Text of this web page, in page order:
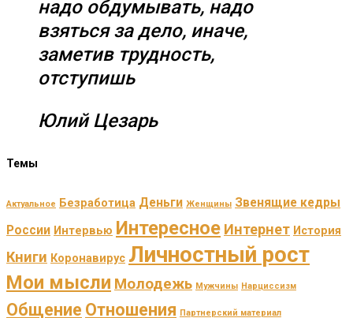
надо обдумывать, надо
взяться за дело, иначе,
заметив трудность,
отступишь
Юлий Цезарь
Темы
Актуальное Безработица Деньги Женщины Звенящие кедры
России Интервью Интересное Интернет История
Книги Коронавирус Личностный рост
Мои мысли Молодежь Мужчины Нарциссизм
Общение Отношения Партнерский материал